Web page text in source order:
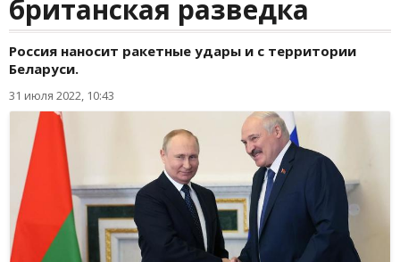
британская разведка
Россия наносит ракетные удары и с территории
Беларуси.
31 июля 2022, 10:43